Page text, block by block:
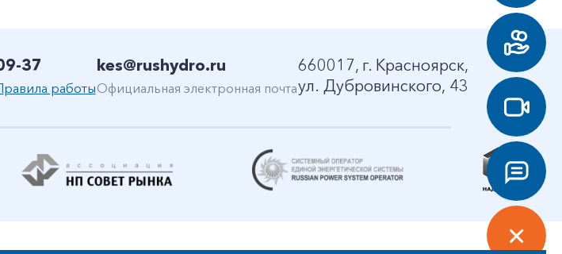
37
работы
kes@rushydro.ru
Официальная электронная почта
660017, г. Красноярск,
ул. Дубровинского, 43